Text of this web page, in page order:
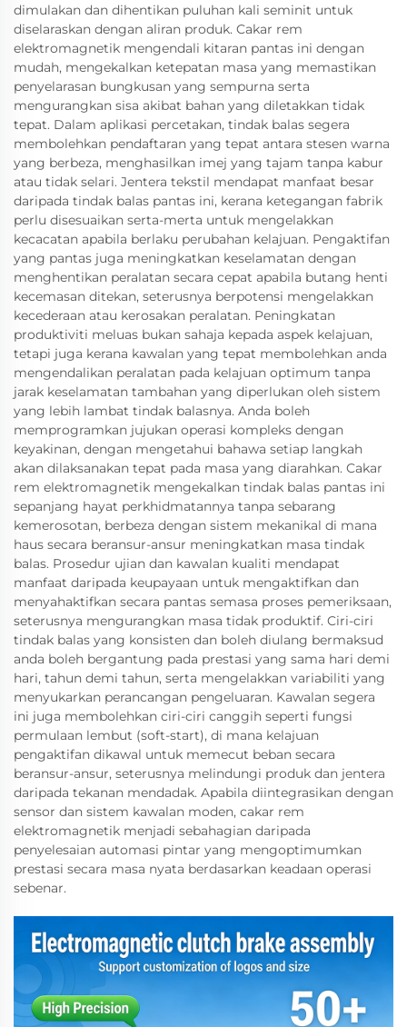
dimulakan dan dihentikan puluhan kali seminit untuk
diselaraskan dengan aliran produk. Cakar rem
elektromagnetik mengendali kitaran pantas ini dengan
mudah, mengekalkan ketepatan masa yang memastikan
penyelarasan bungkusan yang sempurna serta
mengurangkan sisa akibat bahan yang diletakkan tidak
tepat. Dalam aplikasi percetakan, tindak balas segera
membolehkan pendaftaran yang tepat antara stesen warna
yang berbeza, menghasilkan imej yang tajam tanpa kabur
atau tidak selari. Jentera tekstil mendapat manfaat besar
daripada tindak balas pantas ini, kerana ketegangan fabrik
perlu disesuaikan serta-merta untuk mengelakkan
kecacatan apabila berlaku perubahan kelajuan. Pengaktifan
yang pantas juga meningkatkan keselamatan dengan
menghentikan peralatan secara cepat apabila butang henti
kecemasan ditekan, seterusnya berpotensi mengelakkan
kecederaan atau kerosakan peralatan. Peningkatan
produktiviti meluas bukan sahaja kepada aspek kelajuan,
tetapi juga kerana kawalan yang tepat membolehkan anda
mengendalikan peralatan pada kelajuan optimum tanpa
jarak keselamatan tambahan yang diperlukan oleh sistem
yang lebih lambat tindak balasnya. Anda boleh
memprogramkan jujukan operasi kompleks dengan
keyakinan, dengan mengetahui bahawa setiap langkah
akan dilaksanakan tepat pada masa yang diarahkan. Cakar
rem elektromagnetik mengekalkan tindak balas pantas ini
sepanjang hayat perkhidmatannya tanpa sebarang
kemerosotan, berbeza dengan sistem mekanikal di mana
haus secara beransur-ansur meningkatkan masa tindak
balas. Prosedur ujian dan kawalan kualiti mendapat
manfaat daripada keupayaan untuk mengaktifkan dan
menyahaktifkan secara pantas semasa proses pemeriksaan,
seterusnya mengurangkan masa tidak produktif. Ciri-ciri
tindak balas yang konsisten dan boleh diulang bermaksud
anda boleh bergantung pada prestasi yang sama hari demi
hari, tahun demi tahun, serta mengelakkan variabiliti yang
menyukarkan perancangan pengeluaran. Kawalan segera
ini juga membolehkan ciri-ciri canggih seperti fungsi
permulaan lembut (soft-start), di mana kelajuan
pengaktifan dikawal untuk memecut beban secara
beransur-ansur, seterusnya melindungi produk dan jentera
daripada tekanan mendadak. Apabila diintegrasikan dengan
sensor dan sistem kawalan moden, cakar rem
elektromagnetik menjadi sebahagian daripada
penyelesaian automasi pintar yang mengoptimumkan
prestasi secara masa nyata berdasarkan keadaan operasi
sebenar.